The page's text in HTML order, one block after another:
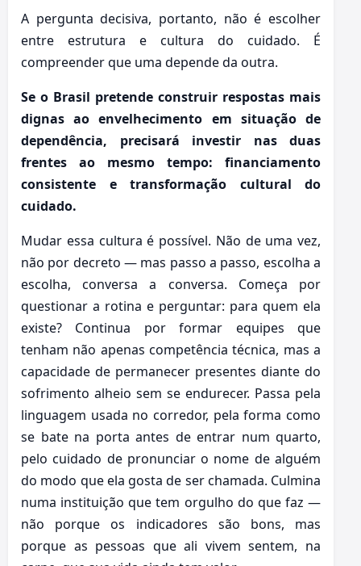
A pergunta decisiva, portanto, não é escolher
entre estrutura e cultura do cuidado. É
compreender que uma depende da outra.
Se o Brasil pretende construir respostas mais
dignas ao envelhecimento em situação de
dependência, precisará investir nas duas
frentes ao mesmo tempo: financiamento
consistente e transformação cultural do
cuidado.
Mudar essa cultura é possível. Não de uma vez,
não por decreto — mas passo a passo, escolha a
escolha, conversa a conversa. Começa por
questionar a rotina e perguntar: para quem ela
existe? Continua por formar equipes que
tenham não apenas competência técnica, mas a
capacidade de permanecer presentes diante do
sofrimento alheio sem se endurecer. Passa pela
linguagem usada no corredor, pela forma como
se bate na porta antes de entrar num quarto,
pelo cuidado de pronunciar o nome de alguém
do modo que ela gosta de ser chamada. Culmina
numa instituição que tem orgulho do que faz —
não porque os indicadores são bons, mas
porque as pessoas que ali vivem sentem, na